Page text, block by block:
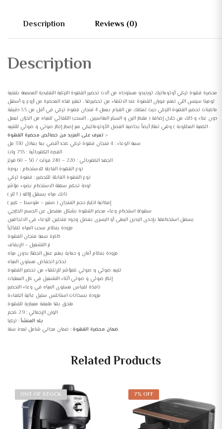
Description Reviews (0)
Description
محضرة قهوة تركي أوتوماتيك تورنيدو مستوحاه من آلات تحضير القهوة التركية التقليدية المصممة بتقنية
لومينا سينس التي تمنع فوران القهوة عند الانتهاء من تحضيرها ، تعتبر هذه المحضرة من أروع و أسهل
ماكينات تحضير القهوة التركي حيث تمكنك من القيام بعمل 4 فنجان قهوة تركي في أقل من 3.5 دقيقة
دون عناء و ذلك من خلال إضافة ( مقدار البن و السكر المناسبين ، السحب التلقائي للمياه من الخزان لعمل
الكمية المطلوبة ) وهي تمتاز أيضاً بخاصية الفصل الأوتوماتيكي مع إصدار إنذار صوتي و ضوئي للتنبيه .
تعرف على المزيد من خصائص محضرة القهوة :-
سعة الوعاء : 4 فنجان قهوة تركي كحد أقصي بما يعادل 330 مل
القدرة الكهربائية : 735 وات
الجهد الكهربائي : 220 – 240 فولت / 50 – 60 هرتز
نوع القهوة القابلة للاستخدام : بودرة
نوع القهوة القابلة للتحضير : قهوة تركي
لوحة تحكم سهلة الاستخدام بضوء مؤشر
تانك مياه يسهل إزالته ( 1 لتر )
إمكانية اختيار حجم الفنجان ( صغير – متوسط – كبير )
سهولة استخدام وعاء محضر القهوة بشكل منفصل عن الجسم الخارجي
يسهل استخدامها بإحدى اليدين اليمنى أو اليسرى بفضل وجود فتحتين للوعاء فى الاتجاهين
مزودة بنظام سحب المياه تلقائياً
ذاكرة ﺳﻌﺔ ﻓﻨﺠﺎن القهوة
زر التشغيل – الإيقاف
مزودة بنظام أمان و حماية يمنع عمل الجهاز بدون مياه
تحذير انخفاض مستوى المياه
تنبيه ضوئي و صوتي كمؤشر للإنتهاء من تحضير القهوة
إنذار ضوئي و صوتي أثناء التشغيل في كل العمليات
نافذة لقياس مستوى المياه في وعاء التحضير
مزودة بسخانات استانلس ستيل عالية الكفاءة
ملحق بها ملعقة معيارية للقهوة
الوزن الإجمالي : 2.9 كجم
بلد المنشأ : تركيا
ضمان محضرة القهوة : ضمان مجاني شامل لمدة سنة
Related Products
OUT OF STOCK 7% OFF